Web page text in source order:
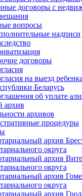
договоры с
вопросы
надписи
договоры
на выезд
Беларусь
об уплате
архив
архивов
процедуры
архив
округа
архив
округа
архив
округа
архив